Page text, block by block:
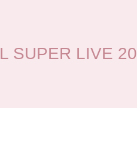
SUPER LIVE